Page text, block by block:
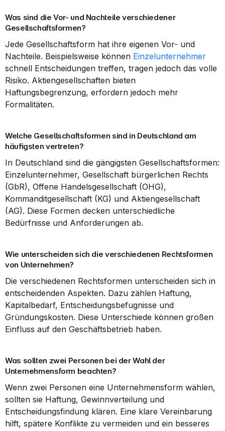
Was sind die Vor- und Nachteile verschiedener
Gesellschaftsformen?
Jede Gesellschaftsform hat ihre eigenen Vor- und
Nachteile. Beispielsweise können Einzelunternehmer
schnell Entscheidungen treffen, tragen jedoch das volle
Risiko. Aktiengesellschaften bieten
Haftungsbegrenzung, erfordern jedoch mehr
Formalitäten.
Welche Gesellschaftsformen sind in Deutschland am
häufigsten vertreten?
In Deutschland sind die gängigsten Gesellschaftsformen:
Einzelunternehmer, Gesellschaft bürgerlichen Rechts
(GbR), Offene Handelsgesellschaft (OHG),
Kommanditgesellschaft (KG) und Aktiengesellschaft
(AG). Diese Formen decken unterschiedliche
Bedürfnisse und Anforderungen ab.
Wie unterscheiden sich die verschiedenen Rechtsformen
von Unternehmen?
Die verschiedenen Rechtsformen unterscheiden sich in
entscheidenden Aspekten. Dazu zählen Haftung,
Kapitalbedarf, Entscheidungsbefugnisse und
Gründungskosten. Diese Unterschiede können großen
Einfluss auf den Geschäftsbetrieb haben.
Was sollten zwei Personen bei der Wahl der
Unternehmensform beachten?
Wenn zwei Personen eine Unternehmensform wählen,
sollten sie Haftung, Gewinnverteilung und
Entscheidungsfindung klären. Eine klare Vereinbarung
hilft, spätere Konflikte zu vermeiden und ein besseres